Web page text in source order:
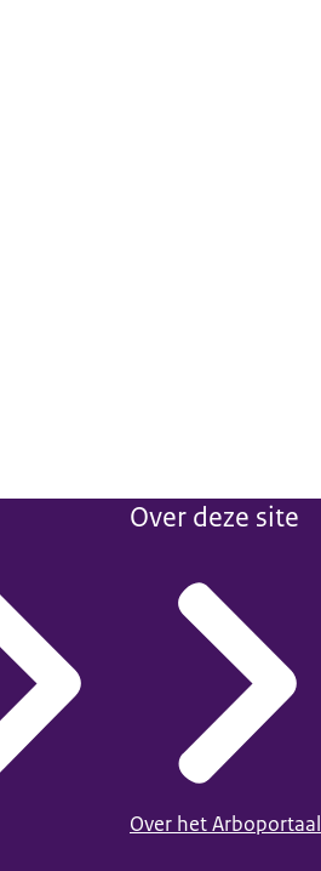
Over deze site
Over het Arboportaal